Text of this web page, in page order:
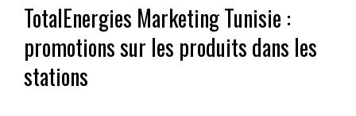
TotalEnergies Marketing Tunisie :
promotions sur les produits dans les
stations